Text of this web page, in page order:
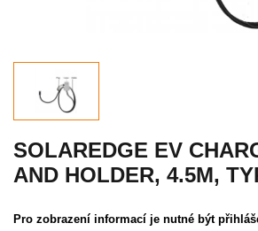
KONTAKTY
UŽIVATELSKÉ MENU
Menu
Přihlášení
SOLAREDGE EV
AND HOLDER, 4.5M,
Pro zobrazení informací je nutné být